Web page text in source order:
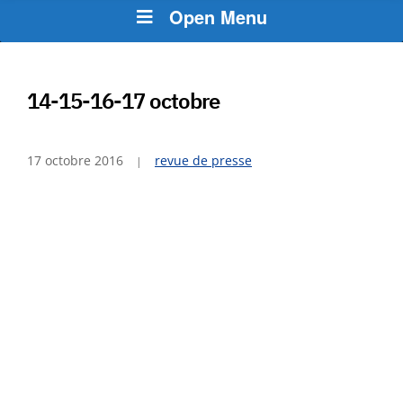
Open Menu
14-15-16-17 octobre
17 octobre 2016 revue de presse